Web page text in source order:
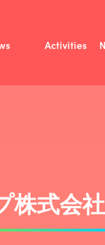
Activities
株式会社